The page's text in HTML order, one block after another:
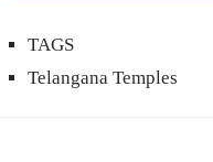
TAGS
Telangana Temples